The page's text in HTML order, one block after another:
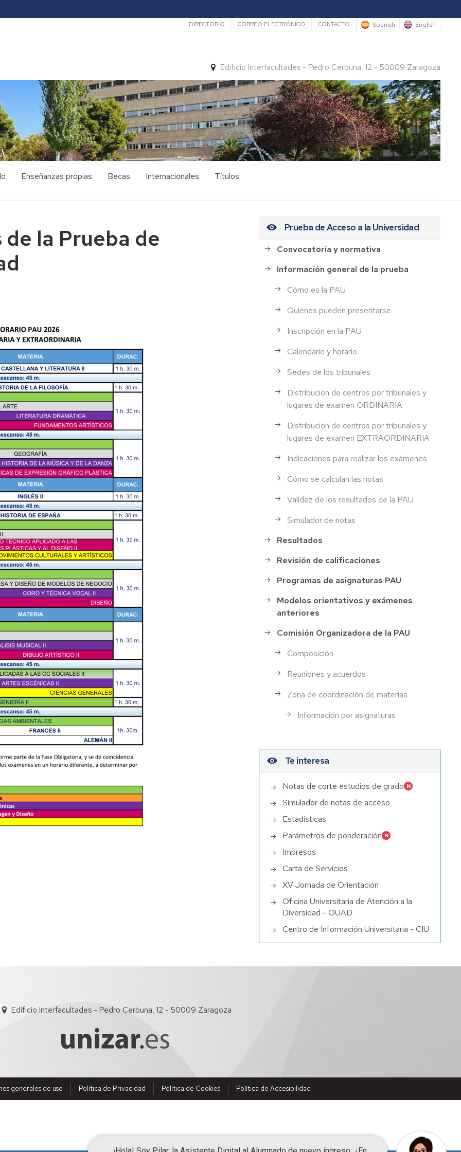
Secundario
DIRECTORIO CORREO ELECTRÓNICO CONTACTO Spanish English
Edificio Interfacultades - Pedro Cerbuna, 12 - 50009 Zaragoza
Enseñanzas propias Becas Internacionales Títulos
la Prueba de
Prueba de Acceso a la Universidad
Convocatoria y normativa
Información general de la prueba
Cómo es la PAU
Quiénes pueden presentarse
Inscripción en la PAU
Calendario y horario
Sedes de los tribunales
Distribución de centros por tribunales y
lugares de examen ORDINARIA
Distribución de centros por tribunales y
lugares de examen EXTRAORDINARIA
Indicaciones para realizar los exámenes
Cómo se calculan las notas
Validez de los resultados de la PAU
Simulador de notas
Resultados
Revisión de calificaciones
Programas de asignaturas PAU
Modelos orientativos y exámenes
anteriores
Comisión Organizadora de la PAU
Composición
Reuniones y acuerdos
Zona de coordinación de materias
Información por asignaturas
Te interesa
Notas de corte estudios de grado
Simulador de notas de acceso
Estadísticas
Parámetros de ponderación
Impresos
Carta de Servicios
XV Jornada de Orientación
Oficina Universitaria de Atención a la
Diversidad - OUAD
Centro de Información Universitaria - CIU
Edificio Interfacultades - Pedro Cerbuna, 12 - 50009 Zaragoza
generales de uso Política de Privacidad Política de Cookies Política de Accesibilidad